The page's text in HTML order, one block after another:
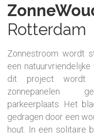
Rotterdam
Zonnestroom wordt
een
dit project wordt
zonnepanelen
parkeerplaats. Het
gedragen door een
hout. In een solitaire